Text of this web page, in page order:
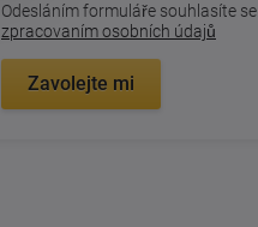
Odesláním formuláře souhlasíte se
zpracovaním osobních údajů
Zavolejte mi